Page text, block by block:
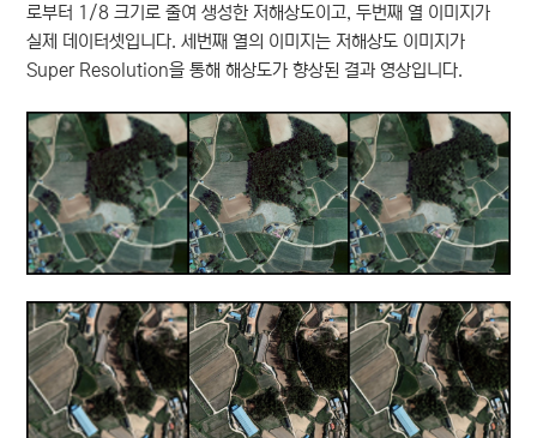
로부터 1/8 크기로 줄여 생성한 저해상도이고, 두번째 열 이미지가
실제 데이터셋입니다. 세번째 열의 이미지는 저해상도 이미지가
Super Resolution을 통해 해상도가 향상된 결과 영상입니다.